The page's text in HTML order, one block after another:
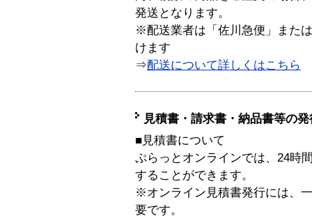
発送となります。
※配送業者は「佐川急便」また
けます
⇒配送について詳しくはこちら
見積書・請求書・納品書等の
■見積書について
ぷらっとオンラインでは、24時
することができます。
※オンライン見積書発行には、
要です。